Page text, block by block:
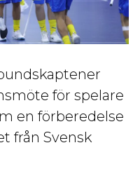
för spelare
en förberedelse
från Svensk